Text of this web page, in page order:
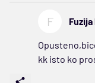
F
kk isto ko